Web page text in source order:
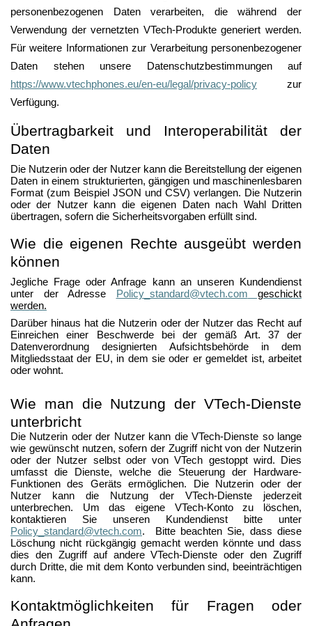
personenbezogenen Daten verarbeiten, die während der
Verwendung der vernetzten VTech-Produkte generiert werden.
Für weitere Informationen zur Verarbeitung personenbezogener
Daten stehen unsere Datenschutzbestimmungen auf
https://www.vtechphones.eu/en-eu/legal/privacy-policy zur
Verfügung.
Übertragbarkeit und Interoperabilität der
Daten
Die Nutzerin oder der Nutzer kann die Bereitstellung der eigenen
Daten in einem strukturierten, gängigen und maschinenlesbaren
Format (zum Beispiel JSON und CSV) verlangen. Die Nutzerin
oder der Nutzer kann die eigenen Daten nach Wahl Dritten
übertragen, sofern die Sicherheitsvorgaben erfüllt sind.
Wie die eigenen Rechte ausgeübt werden
können
Jegliche Frage oder Anfrage kann an unseren Kundendienst
unter der Adresse
Policy_standard@vtech.com geschickt
werden.
Darüber hinaus hat die Nutzerin oder der Nutzer das Recht auf
Einreichen einer Beschwerde bei der gemäß Art. 37 der
Datenverordnung designierten Aufsichtsbehörde in dem
Mitgliedsstaat der EU, in dem sie oder er gemeldet ist, arbeitet
oder wohnt.
Wie man die Nutzung der VTech-Dienste
unterbricht
Die Nutzerin oder der Nutzer kann die VTech-Dienste so lange
wie gewünscht nutzen, sofern der Zugriff nicht von der Nutzerin
oder der Nutzer selbst oder von VTech gestoppt wird. Dies
umfasst die Dienste, welche die Steuerung der Hardware-
Funktionen des Geräts ermöglichen. Die Nutzerin oder der
Nutzer kann die Nutzung der VTech-Dienste jederzeit
unterbrechen. Um das eigene VTech-Konto zu löschen,
kontaktieren Sie unseren Kundendienst bitte unter
Policy_standard@vtech.com. Bitte beachten Sie, dass diese
Löschung nicht rückgängig gemacht werden könnte und dass
dies den Zugriff auf andere VTech-Dienste oder den Zugriff
durch Dritte, die mit dem Konto verbunden sind, beeinträchtigen
kann.
Kontaktmöglichkeiten für Fragen oder